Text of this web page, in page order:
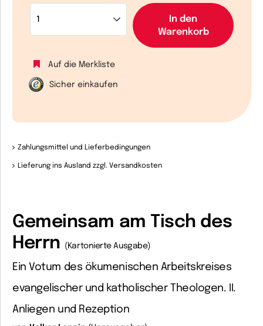
In den
Warenkorb
Auf die Merkliste
Sicher einkaufen
Zahlungsmittel und Lieferbedingungen
Lieferung ins Ausland zzgl. Versandkosten
Gemeinsam am Tisch des
Herrn
(Kartonierte Ausgabe)
Ein Votum des ökumenischen Arbeitskreises
evangelischer und katholischer Theologen. II.
Anliegen und Rezeption